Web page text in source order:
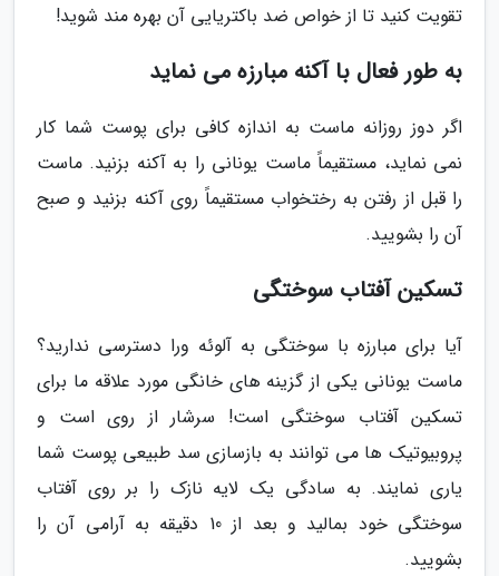
تقویت کنید تا از خواص ضد باکتریایی آن بهره مند شوید!
به طور فعال با آکنه مبارزه می نماید
اگر دوز روزانه ماست به اندازه کافی برای پوست شما کار
نمی نماید، مستقیماً ماست یونانی را به آکنه بزنید. ماست
را قبل از رفتن به رختخواب مستقیماً روی آکنه بزنید و صبح
آن را بشویید.
تسکین آفتاب سوختگی
آیا برای مبارزه با سوختگی به آلوئه ورا دسترسی ندارید؟
ماست یونانی یکی از گزینه های خانگی مورد علاقه ما برای
تسکین آفتاب سوختگی است! سرشار از روی است و
پروبیوتیک ها می توانند به بازسازی سد طبیعی پوست شما
یاری نمایند. به سادگی یک لایه نازک را بر روی آفتاب
سوختگی خود بمالید و بعد از 10 دقیقه به آرامی آن را
بشویید.